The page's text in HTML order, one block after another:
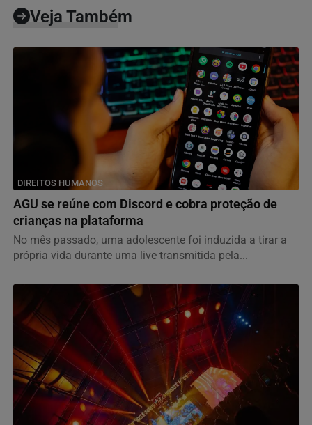
Veja Também
DIREITOS HUMANOS
AGU se reúne com Discord e cobra proteção de
crianças na plataforma
No mês passado, uma adolescente foi induzida a tirar a
própria vida durante uma live transmitida pela...